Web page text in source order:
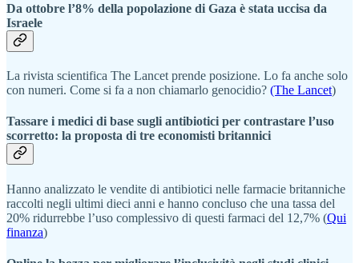
Da ottobre l’8% della popolazione di Gaza è stata uccisa da
Israele
La rivista scientifica The Lancet prende posizione. Lo fa anche solo
con numeri. Come si fa a non chiamarlo genocidio? (The Lancet)
Tassare i medici di base sugli antibiotici per contrastare l’uso
scorretto: la proposta di tre economisti britannici
Hanno analizzato le vendite di antibiotici nelle farmacie britanniche
raccolti negli ultimi dieci anni e hanno concluso che una tassa del
20% ridurrebbe l’uso complessivo di questi farmaci del 12,7% (Qui
finanza)